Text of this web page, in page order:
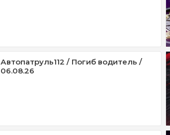
Автопатруль112 / Погиб водитель /
06.08.26